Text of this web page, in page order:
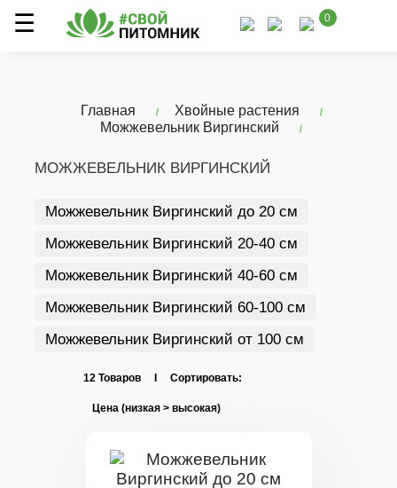
0
Главная
Хвойные растения
Можжевельник Виргинский
МОЖЖЕВЕЛЬНИК ВИРГИНСКИЙ
Можжевельник Виргинский до 20 см
Можжевельник Виргинский 20-40 см
Можжевельник Виргинский 40-60 см
Можжевельник Виргинский 60-100 см
Можжевельник Виргинский от 100 см
12 Товаров I Сортировать: